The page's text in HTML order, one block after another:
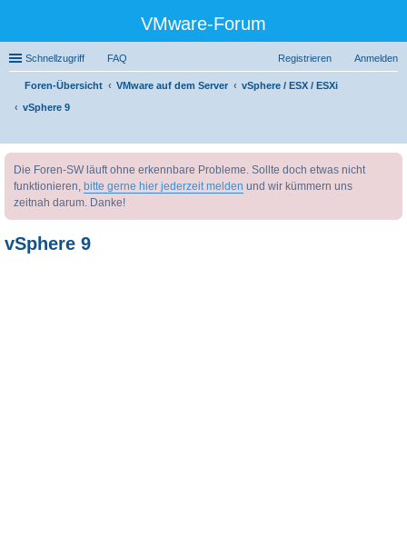
VMware-Forum
Schnellzugriff FAQ Anmelden
Registrieren
Foren-Übersicht VMware auf dem Server
vSphere / ESX / ESXi
vSphere 9
uc
Die Foren-SW läuft ohne erkennbare Probleme. Sollte doch etwas nicht
funktionieren, bitte gerne hier jederzeit melden und wir kümmern uns
zeitnah darum. Danke!
vSphere 9